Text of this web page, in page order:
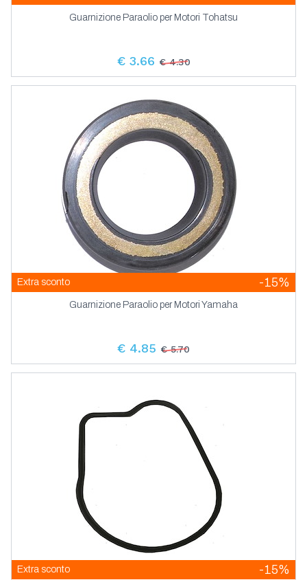
Guarnizione Paraolio per Motori Tohatsu
€ 3.66 € 4.30
Extra sconto -15%
Guarnizione Paraolio per Motori Yamaha
€ 4.85 € 5.70
Extra sconto -15%